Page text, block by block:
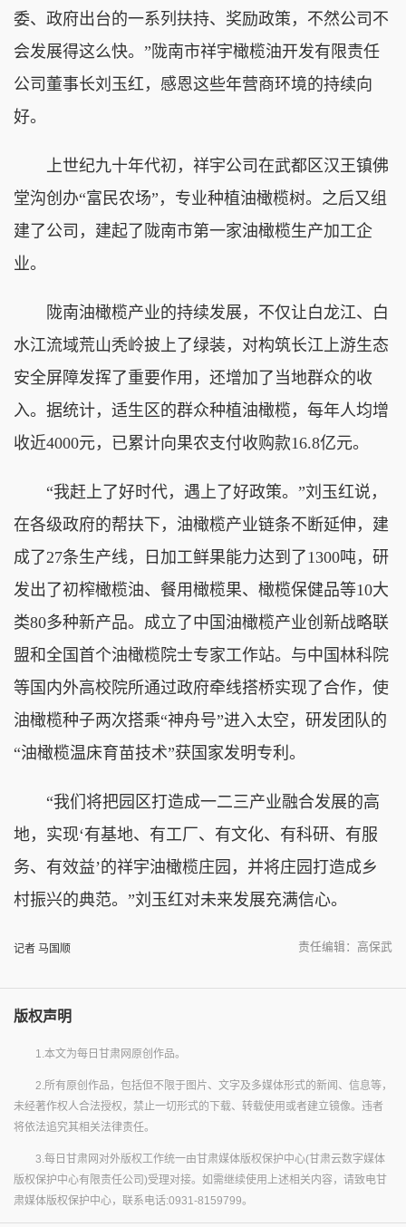
委、政府出台的一系列扶持、奖励政策，不然公司不
会发展得这么快。”陇南市祥宇橄榄油开发有限责任
公司董事长刘玉红，感恩这些年营商环境的持续向
好。
上世纪九十年代初，祥宇公司在武都区汉王镇佛
堂沟创办“富民农场”，专业种植油橄榄树。之后又组
建了公司，建起了陇南市第一家油橄榄生产加工企
业。
陇南油橄榄产业的持续发展，不仅让白龙江、白
水江流域荒山秃岭披上了绿装，对构筑长江上游生态
安全屏障发挥了重要作用，还增加了当地群众的收
入。据统计，适生区的群众种植油橄榄，每年人均增
收近4000元，已累计向果农支付收购款16.8亿元。
“我赶上了好时代，遇上了好政策。”刘玉红说，
在各级政府的帮扶下，油橄榄产业链条不断延伸，建
成了27条生产线，日加工鲜果能力达到了1300吨，研
发出了初榨橄榄油、餐用橄榄果、橄榄保健品等10大
类80多种新产品。成立了中国油橄榄产业创新战略联
盟和全国首个油橄榄院士专家工作站。与中国林科院
等国内外高校院所通过政府牵线搭桥实现了合作，使
油橄榄种子两次搭乘“神舟号”进入太空，研发团队的
“油橄榄温床育苗技术”获国家发明专利。
“我们将把园区打造成一二三产业融合发展的高
地，实现‘有基地、有工厂、有文化、有科研、有服
务、有效益’的祥宇油橄榄庄园，并将庄园打造成乡
村振兴的典范。”刘玉红对未来发展充满信心。
记者 马国顺 责任编辑：高保武
版权声明
1.本文为每日甘肃网原创作品。
2.所有原创作品，包括但不限于图片、文字及多媒体形式的新闻、信息等，
未经著作权人合法授权，禁止一切形式的下载、转载使用或者建立镜像。违者
将依法追究其相关法律责任。
3.每日甘肃网对外版权工作统一由甘肃媒体版权保护中心(甘肃云数字媒体
版权保护中心有限责任公司)受理对接。如需继续使用上述相关内容，请致电甘
肃媒体版权保护中心，联系电话:0931-8159799。